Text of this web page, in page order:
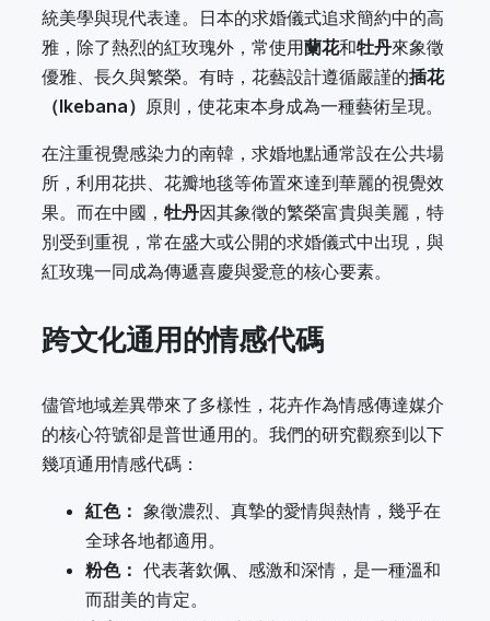
統美學與現代表達。日本的求婚儀式追求簡約中的高
雅，除了熱烈的紅玫瑰外，常使用蘭花和牡丹來象徵
優雅、長久與繁榮。有時，花藝設計遵循嚴謹的插花
（Ikebana） 原則，使花束本身成為一種藝術呈現。
在注重視覺感染力的南韓，求婚地點通常設在公共場
所，利用花拱、花瓣地毯等佈置來達到華麗的視覺效
果。而在中國， 牡丹因其象徵的繁榮富貴與美麗，特
別受到重視，常在盛大或公開的求婚儀式中出現，與
紅玫瑰一同成為傳遞喜慶與愛意的核心要素。
跨文化通用的情感代碼
儘管地域差異帶來了多樣性，花卉作為情感傳達媒介
的核心符號卻是普世通用的。我們的研究觀察到以下
幾項通用情感代碼：
紅色： 象徵濃烈、真摯的愛情與熱情，幾乎在
全球各地都適用。
粉色： 代表著欽佩、感激和深情，是一種溫和
而甜美的肯定。